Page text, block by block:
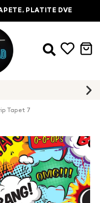
PLATITE DVE
Tapet 7